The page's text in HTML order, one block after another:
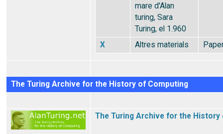
mare d'Alan
turing, Sara
Turing, el 1.960
X Altres materials
The Turing Archive for the History of Computing
The Turing Archive for the History